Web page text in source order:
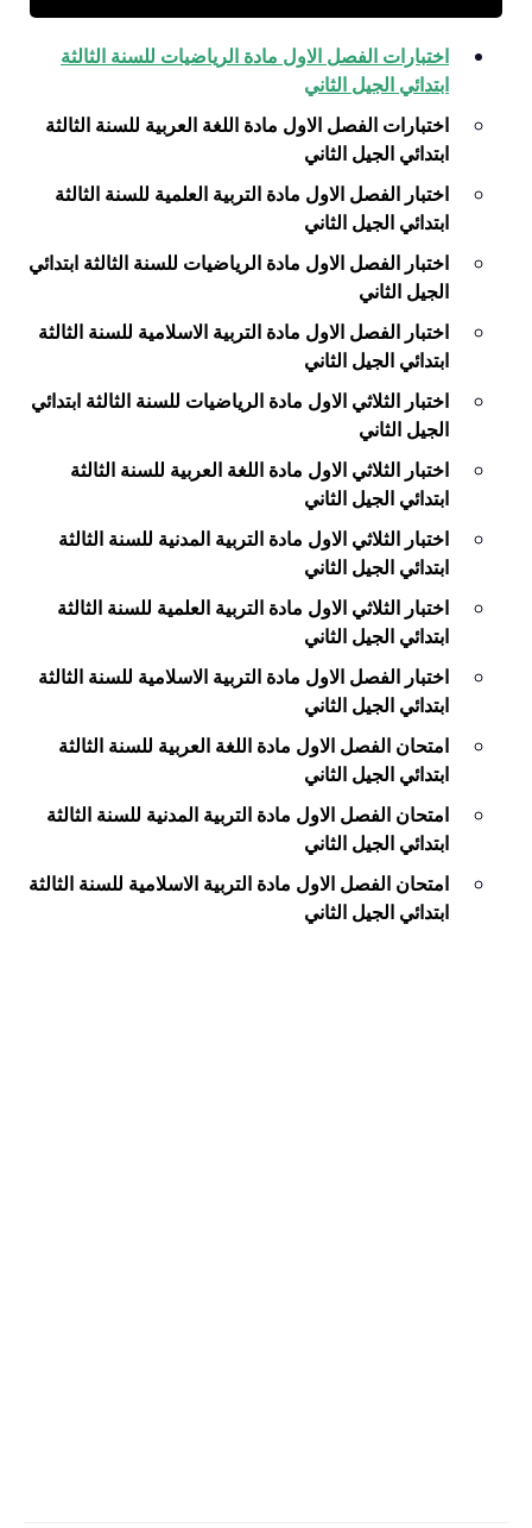
اختبارات الفصل الاول مادة الرياضيات للسنة الثالثة
ابتدائي الجيل الثاني
اختبارات الفصل الاول مادة اللغة العربية للسنة الثالثة
ابتدائي الجيل الثاني
اختبار الفصل الاول مادة التربية العلمية للسنة الثالثة
ابتدائي الجيل الثاني
اختبار الفصل الاول مادة الرياضيات للسنة الثالثة ابتدائي
الجيل الثاني
اختبار الفصل الاول مادة التربية الاسلامية للسنة الثالثة
ابتدائي الجيل الثاني
اختبار الثلاثي الاول مادة الرياضيات للسنة الثالثة ابتدائي
الجيل الثاني
اختبار الثلاثي الاول مادة اللغة العربية للسنة الثالثة
ابتدائي الجيل الثاني
اختبار الثلاثي الاول مادة التربية المدنية للسنة الثالثة
ابتدائي الجيل الثاني
اختبار الثلاثي الاول مادة التربية العلمية للسنة الثالثة
ابتدائي الجيل الثاني
اختبار الفصل الاول مادة التربية الاسلامية للسنة الثالثة
ابتدائي الجيل الثاني
امتحان الفصل الاول مادة اللغة العربية للسنة الثالثة
ابتدائي الجيل الثاني
امتحان الفصل الاول مادة التربية المدنية للسنة الثالثة
ابتدائي الجيل الثاني
امتحان الفصل الاول مادة التربية الاسلامية للسنة الثالثة
ابتدائي الجيل الثاني